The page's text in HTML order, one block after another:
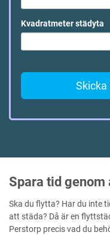
Kvadratmeter städyta
Skicka
Spara tid
Ska du flytta? Har du inte
att städa? Då är en
Perstorp precis vad du